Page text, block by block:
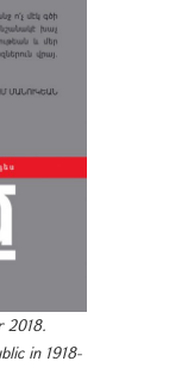
2018.
in 1918-